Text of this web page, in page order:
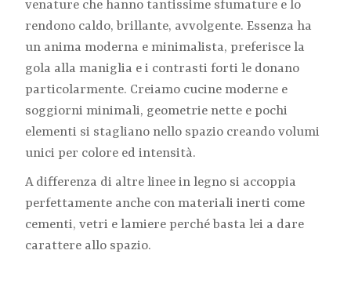
venature che hanno tantissime sfumature e lo
rendono caldo, brillante, avvolgente. Essenza ha
un anima moderna e minimalista, preferisce la
gola alla maniglia e i contrasti forti le donano
particolarmente. Creiamo cucine moderne e
soggiorni minimali, geometrie nette e pochi
elementi si stagliano nello spazio creando volumi
unici per colore ed intensità.
A differenza di altre linee in legno si accoppia
perfettamente anche con materiali inerti come
cementi, vetri e lamiere perché basta lei a dare
carattere allo spazio.